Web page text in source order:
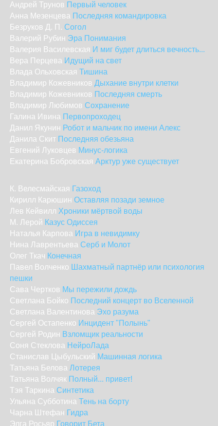
Андрей Трунов Первый человек
Анна Мезенцева Последняя командировка
Безруков Д. П. Согол
Валерий Рубин Эра Понимания
Валерия Василевская И миг будет длиться вечность...
Вера Перцева Идущий на свет
Влада Ольховская Тишина
Владимир Кожевников Дыхание внутри клетки
Владимир Кожевников Последняя смерть
Владимир Любимов Сохранение
Галина Ивина Первопроходец
Данил Якунин Робот и мальчик по имени Алекс
Данила Скит Последняя обезьяна
Евгений Луковцев Минус-логика
Екатерина Бобровская Арктур уже существует
К. Велесмайская Газоход
Кирилл Карюшин Оставляя позади земное
Лев Кейвилл Хроники мёртвой воды
М. Лерой Казус Одиссея
Наталья Карпова Игра в невидимку
Нина Лаврентьева Серб и Молот
Олег Ткач Конечная
Павел Волченко Шахматный партнёр или психология
пешки
Сава Чертков Мы пережили дождь
Светлана Бойко Последний концерт во Вселенной
Светлана Валентинова Эхо разума
Сергей Остапенко Инцидент "Полынь"
Сергей Родин Взломщик реальности
Соня Стеклова НейроЛада
Станислав Цыбульский Машинная логика
Татьяна Белова Лотерея
Татьяна Волчяк Полный... привет!
Тэя Таркина Синтетика
Ульяна Субботина Тень на борту
Чарна Штефан Гидра
Элга Росьяр Говорит Бета